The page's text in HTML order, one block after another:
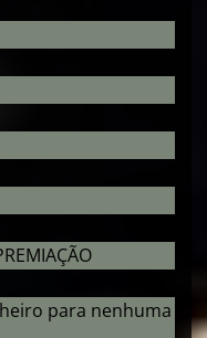
para nenhuma